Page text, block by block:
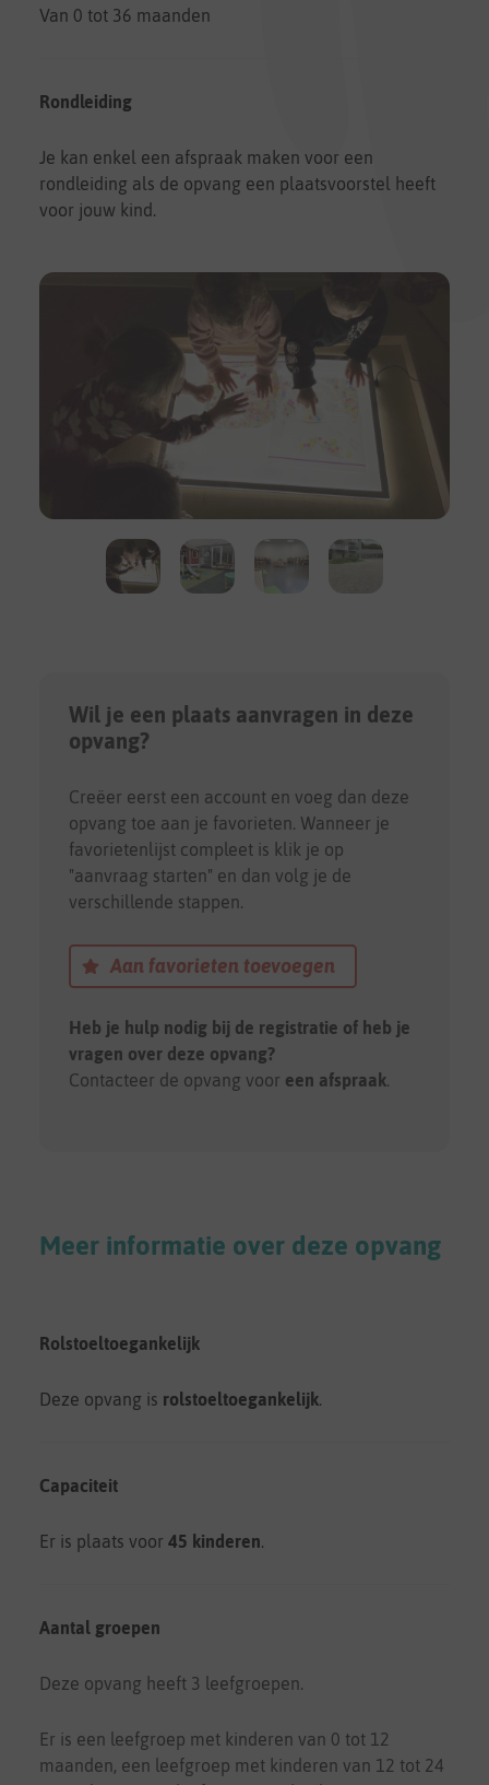
Van 0 tot 36 maanden
Rondleiding
Je kan enkel een afspraak maken voor een
rondleiding als de opvang een plaatsvoorstel heeft
voor jouw kind.
Wil je een plaats aanvragen in deze
opvang?
Creëer eerst een account en voeg dan deze
opvang toe aan je favorieten. Wanneer je
favorietenlijst compleet is klik je op
"aanvraag starten" en dan volg je de
verschillende stappen.
Aan favorieten toevoegen
Heb je hulp nodig bij de registratie of heb je
vragen over deze opvang?
Contacteer de opvang voor een afspraak
Meer informatie over deze opvang
Rolstoeltoegankelijk
Deze opvang is rolstoeltoegankelijk
Capaciteit
Er is plaats voor 45 kinderen
Aantal groepen
Deze opvang heeft 3 leefgroepen.
Er is een leefgroep met kinderen van 0 tot 12
maanden, een leefgroep met kinderen van 12 tot 24